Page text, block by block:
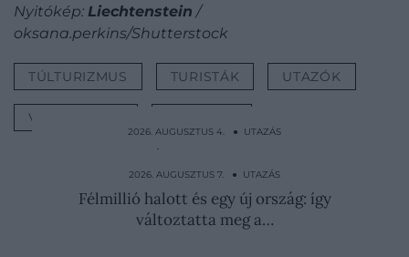
Nyitókép: Liechtenstein /
oksana.perkins/Shutterstock
TÚLTURIZMUS TURISTÁK UTAZÓK
VÁROSNÉZÉS
2026. AUGUSZTUS 4. ● UTAZÁS
Napfogyatkozás és hullócsillagok egy este:
ezeken a…
2026. AUGUSZTUS 7. ● UTAZÁS
Félmillió halott és egy új ország: így
változtatta meg a…